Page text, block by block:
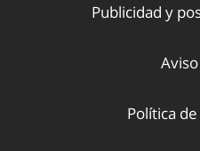
Publicidad y
Política